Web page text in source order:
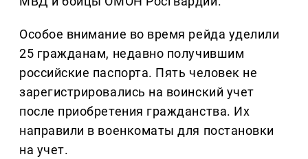
Особое внимание во время рейда уделили
25 гражданам, недавно получившим
российские паспорта. Пять человек не
зарегистрировались на воинский учет
после приобретения гражданства. Их
направили в военкоматы для постановки
на учет.